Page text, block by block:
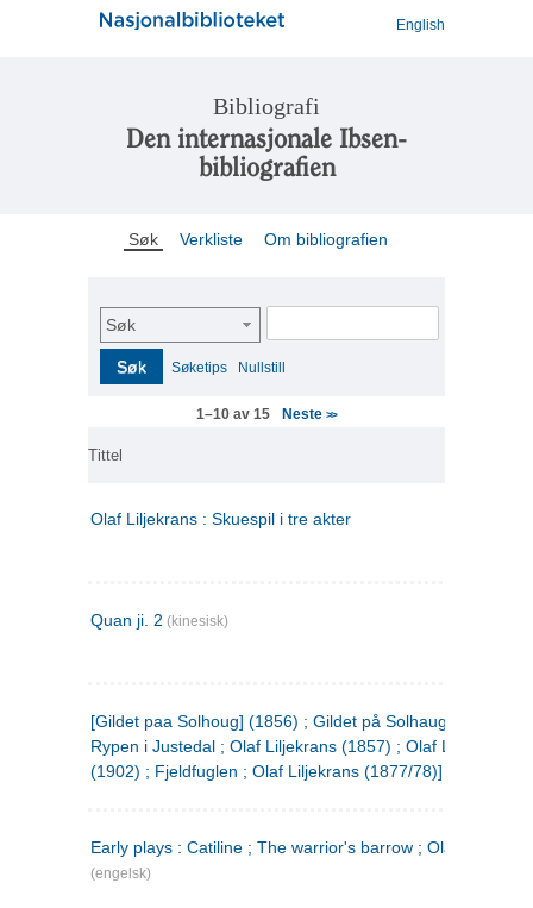
English
Bibliografi
Den internasjonale Ibsen-
bibliografien
Søk Verkliste Om bibliografien
Søk
Søk Søketips Nullstill
1–10 av 15 Neste>>
Tittel
Olaf Liljekrans : Skuespil i tre akter
Quan ji. 2 (kinesisk)
[Gildet paa Solhoug] (1856) ; Gildet på Solhaug (1883) ;
Rypen i Justedal ; Olaf Liljekrans (1857) ; Olaf Liljekrans
(1902) ; Fjeldfuglen ; Olaf Liljekrans (1877/78)]
Early plays : Catiline ; The warrior's barrow ; Olaf Liljekrans
(engelsk)